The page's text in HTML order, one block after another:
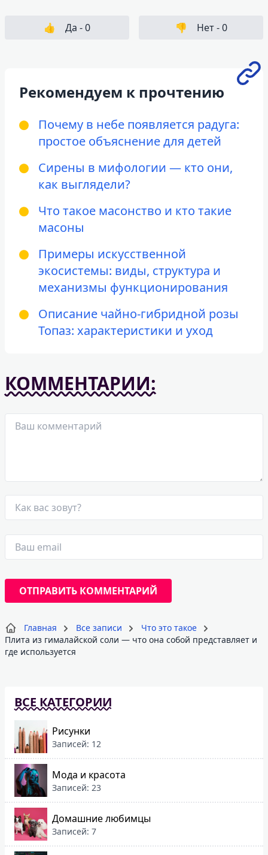
👍 Да -0 👎 Нет -0
Рекомендуем к прочтению
Почему в небе появляется радуга:
простое объяснение для детей
Сирены в мифологии — кто они,
как выглядели?
Что такое масонство и кто такие
масоны
Примеры искусственной
экосистемы: виды, структура и
механизмы функционирования
Описание чайно-гибридной розы
Топаз: характеристики и уход
КОММЕНТАРИИ:
Главная Все записи
Что это такое
Плита из гималайской соли — что она собой представляет и
где используется
ВСЕ КАТЕГОРИИ
Рисунки
Записей: 12
Мода и красота
Записей: 23
Домашние любимцы
Записей: 7